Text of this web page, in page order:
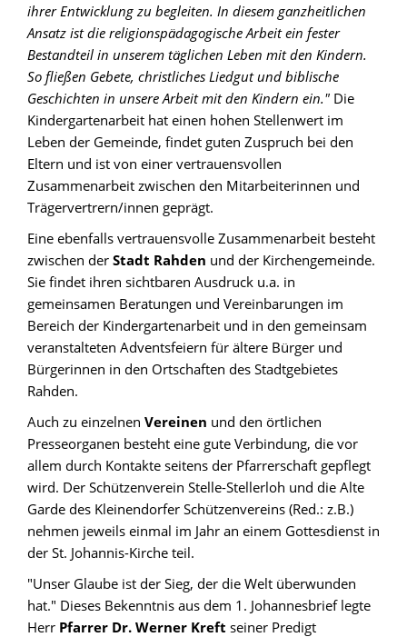
ihrer Entwicklung zu begleiten. In diesem ganzheitlichen
Ansatz ist die religionspädagogische Arbeit ein fester
Bestandteil in unserem täglichen Leben mit den Kindern.
So fließen Gebete, christliches Liedgut und biblische
Geschichten in unsere Arbeit mit den Kindern ein." Die
Kindergartenarbeit hat einen hohen Stellenwert im
Leben der Gemeinde, findet guten Zuspruch bei den
Eltern und ist von einer vertrauensvollen
Zusammenarbeit zwischen den Mitarbeiterinnen und
Trägervertrern/innen geprägt.
Eine ebenfalls vertrauensvolle Zusammenarbeit besteht
zwischen der Stadt Rahden und der Kirchengemeinde.
Sie findet ihren sichtbaren Ausdruck u.a. in
gemeinsamen Beratungen und Vereinbarungen im
Bereich der Kindergartenarbeit und in den gemeinsam
veranstalteten Adventsfeiern für ältere Bürger und
Bürgerinnen in den Ortschaften des Stadtgebietes
Rahden.
Auch zu einzelnen Vereinen und den örtlichen
Presseorganen besteht eine gute Verbindung, die vor
allem durch Kontakte seitens der Pfarrerschaft gepflegt
wird. Der Schützenverein Stelle-Stellerloh und die Alte
Garde des Kleinendorfer Schützenvereins (Red.: z.B.)
nehmen jeweils einmal im Jahr an einem Gottesdienst in
der St. Johannis-Kirche teil.
"Unser Glaube ist der Sieg, der die Welt überwunden
hat." Dieses Bekenntnis aus dem 1. Johannesbrief legte
Herr Pfarrer Dr. Werner Kreft seiner Predigt